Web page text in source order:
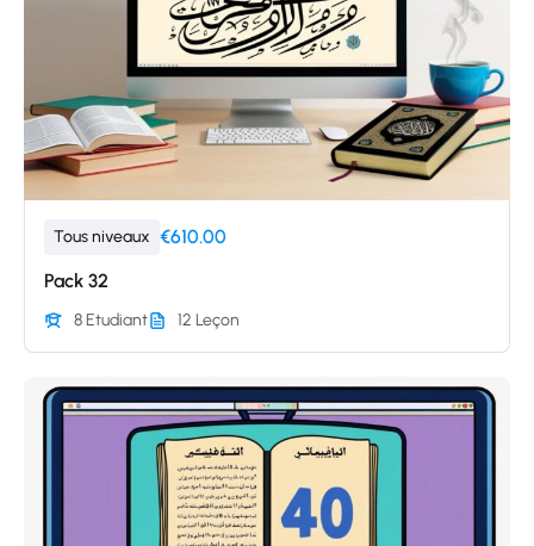
Tous niveaux €610.00
Pack 32
8 Etudiant 12 Leçon